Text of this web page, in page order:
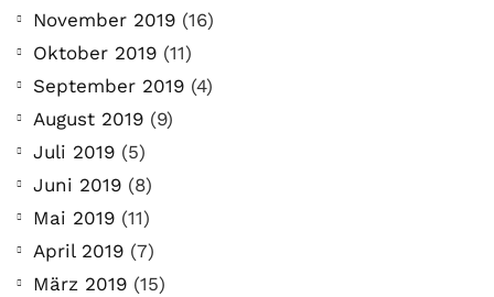
November 2019 (16)
Oktober 2019 (11)
September 2019 (4)
August 2019 (9)
Juli 2019 (5)
Juni 2019 (8)
Mai 2019 (11)
April 2019 (7)
März 2019 (15)